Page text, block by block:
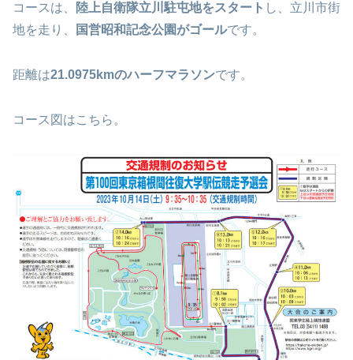
コースは、 陸上自衛隊立川駐屯地をスタート し、立川市街
地を走り、
国営昭和記念公園がゴールです。
距離は21.0975kmのハーフマラソンです。
コース図はこちら。